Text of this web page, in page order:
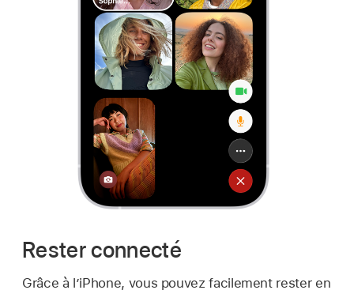
Rester connecté
Grâce à l’iPhone, vous pouvez facilement rester en